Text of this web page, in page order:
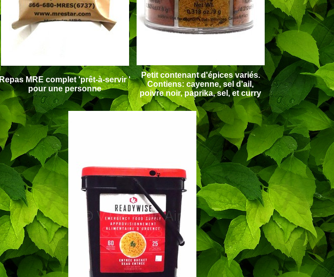
Repas MRE complet 'prêt-à-servir '
pour une personne
Petit contenant d'épices variés.
Contiens: cayenne, sel d'ail,
poivre noir, paprika, sel, et curry